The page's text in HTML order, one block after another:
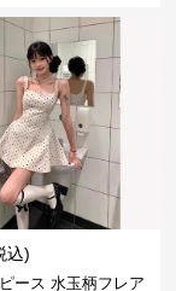
込)
ース 水玉柄フレア